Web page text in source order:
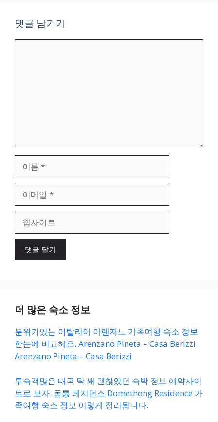
댓글 남기기
일
이
더 많은 숙소 정보
분위기있는 이탈리아 아렌자노 가족여행 숙소 정보
한눈에 비교해요. Arenzano Pineta – Casa Berizzi
Arenzano Pineta – Casa Berizzi
투숙객많은 태국 탁 꽤 괜찮았던 숙박 정보 예약사이
트로 보자. 돔통 레지던스 Domethong Residence 가
족여행 숙소 정보 이렇게 정리됩니다.